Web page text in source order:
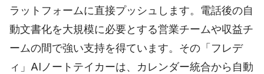
ラットフォームに直接プッシュします。電話後の自
動文書化を大規模に必要とする営業チームや収益チ
ームの間で強い支持を得ています。その「フレデ
ィ」AIノートテイカーは、カレンダー統合から自動